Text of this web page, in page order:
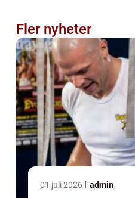
Fler nyheter
01 juli 2026 admin